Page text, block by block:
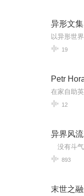
异形文
19
Petr
12
异界风
893
末世之